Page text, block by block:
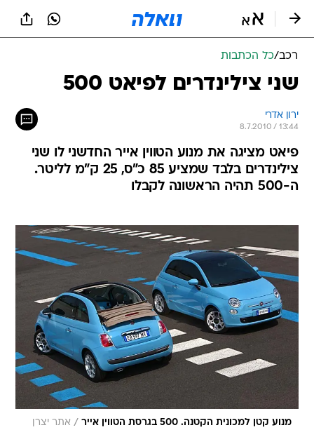
רכב/כל הכתבות
שני צילינדרים לפיאט 500
ירון אדרי
8.7.2010 / 13:44
פיאט מציגה את מנוע הטווין אייר החדשני לו שני
צילינדרים בלבד שמציע 85 כ"ס, 25 ק"מ לליטר.
ה-500 תהיה הראשונה לקבלו
מנוע קטן למכונית הקטנה. 500 בגרסת הטווין אייר / אתר יצרן